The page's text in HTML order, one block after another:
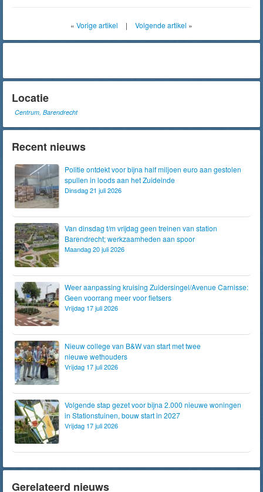
« Vorige artikel | Volgende artikel »
Locatie
Centrum, Barendrecht
Recent nieuws
Politie ontdekt voor bijna half miljoen euro aan gestolen
spullen in loods aan het Zuideinde
Dinsdag 21 juli 2026
Van dinsdag t/m vrijdag geen treinen van station
Barendrecht; werkzaamheden aan spoor
Maandag 20 juli 2026
Weer aanpassing kruising Zuidersingel/Avenue Carnisse:
Geen voorrang meer voor fietsers
Vrijdag 17 juli 2026
Nieuw college van B&W van start met twee
nieuwe wethouders
Vrijdag 17 juli 2026
Volgende stap gezet voor bijna 2.000 nieuwe woningen
in Stationstuinen, bouw start in 2027
Vrijdag 17 juli 2026
Gerelateerd nieuws